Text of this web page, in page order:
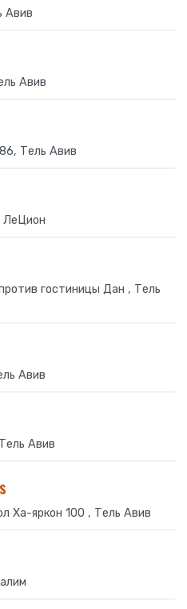
Авив
Авив
Тель Авив
ЛеЦион
гостиницы Дан , Тель
Авив
Авив
Ха-яркон 100 , Тель Авив